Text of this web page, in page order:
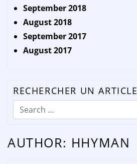
September 2018
August 2018
September 2017
August 2017
RECHERCHER UN ARTICLE
AUTHOR: HHYMAN